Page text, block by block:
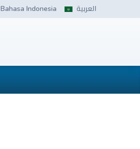
Bahasa Indonesia العربية